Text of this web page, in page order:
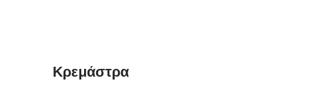
Κρεμάστρα